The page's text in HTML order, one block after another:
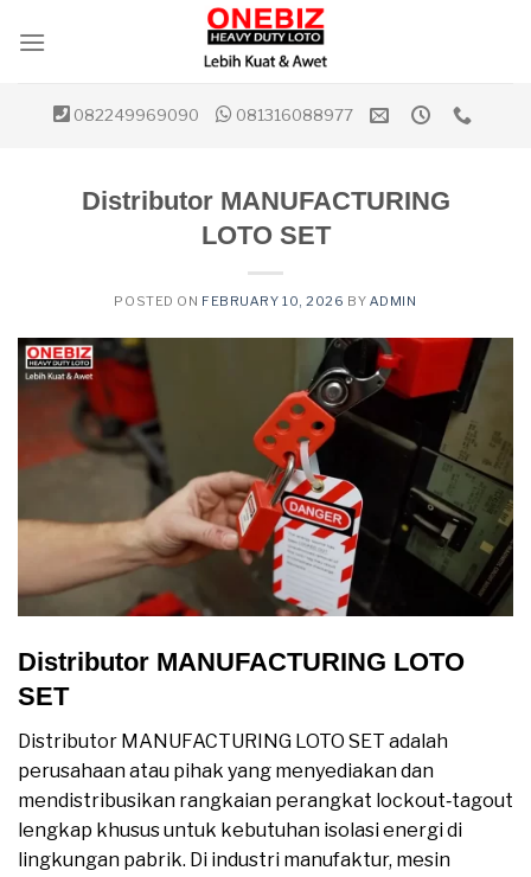
082249969090 081316088977
Distributor MANUFACTURING
LOTO SET
POSTED ON FEBRUARY 10, 2026 BY ADMIN
Distributor MANUFACTURING LOTO
SET
Distributor MANUFACTURING LOTO SET adalah
perusahaan atau pihak yang menyediakan dan
mendistribusikan rangkaian perangkat lockout‑tagout
lengkap khusus untuk kebutuhan isolasi energi di
lingkungan pabrik. Di industri manufaktur, mesin